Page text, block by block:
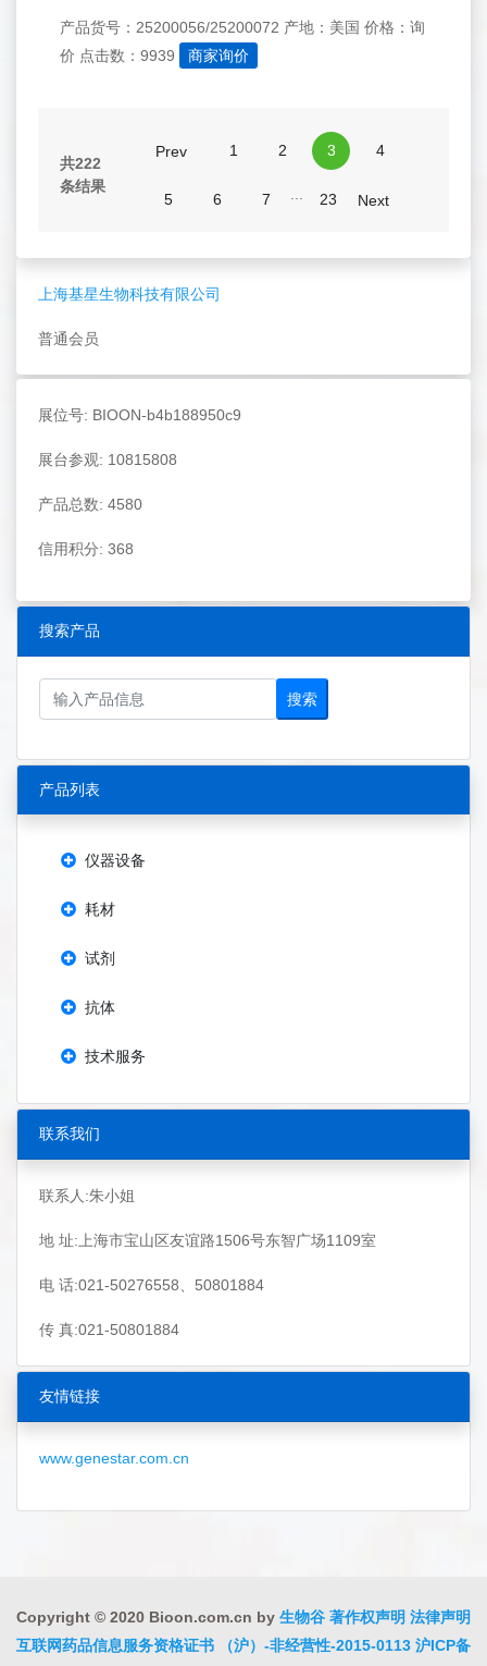
上海基星生物科技有限公司
普通会员
展位号: BIOON-b4b188950c9
展台参观: 10815808
产品总数: 4580
信用积分: 368
搜索产品
搜索
产品列表
仪器设备
耗材
试剂
抗体
技术服务
联系我们
联系人:朱小姐
地 址:上海市宝山区友谊路1506号东智广场1109室
电 话:021-50276558、50801884
传 真:021-50801884
友情链接
www.genestar.com.cn
产品货号：25200056/25200072 产地：美国 价格：询
价 点击数：9939 商家询价
共222
条结果
Prev 1 2 3 4
5 6 7 23 Next
Copyright © 2020 Bioon.com.cn by 生物谷 著作权声明 法律声明
互联网药品信息服务资格证书 （沪）-非经营性-2015-0113 沪ICP备